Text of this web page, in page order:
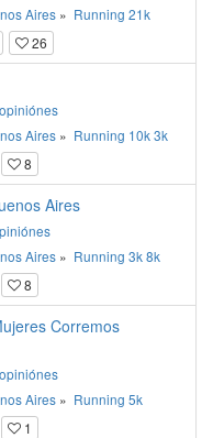
Aires » Running 21k
26
opiniónes
Aires » Running 10k3k
8
Aires
Aires » Running 3k8k
8
Corremos
opiniónes
Aires » Running 5k
1